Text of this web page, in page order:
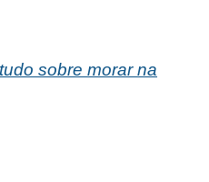
sobre morar na